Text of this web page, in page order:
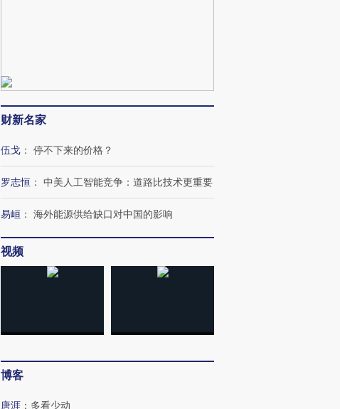
财新名家
伍戈 ： 停不下来的价格？
罗志恒 ： 中美人工智能竞争：道路比技术更重要
易峘 ： 海外能源供给缺口对中国的影响
视频
博客
唐涯 ： 多看少动